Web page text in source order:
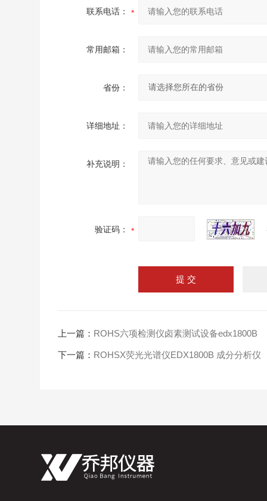
联系电话：
常用邮箱：
省份：
详细地址：
补充说明：
验证码：
上一篇： ROHS六项检测仪卤素测试设备edx1800B
下一篇： ROHSX荧光光谱仪EDX1800B 成分分析仪